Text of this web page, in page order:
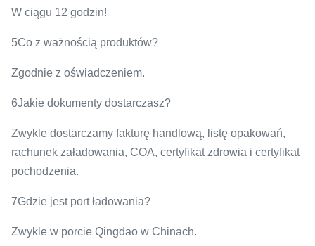
W ciągu 12 godzin!
5Co z ważnością produktów?
Zgodnie z oświadczeniem.
6Jakie dokumenty dostarczasz?
Zwykle dostarczamy fakturę handlową, listę opakowań,
rachunek załadowania, COA, certyfikat zdrowia i certyfikat
pochodzenia.
7Gdzie jest port ładowania?
Zwykle w porcie Qingdao w Chinach.